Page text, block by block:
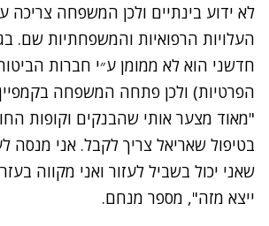
לא ידוע בינתיים ולכן המשפחה צריכה
העלויות הרפואיות והמשפחתיות שם.
חדשני הוא לא ממומן ע״י חברות
הפרטיות) ולכן פתחה המשפחה בקמפיין
"מאוד מצער אותי שהבנקים וקופות
בטיפול שאריאל צריך לקבל. אני מנסה
שאני יכול בשביל לעזור ואני מקווה
ייצא מזה", מספר מנחם.